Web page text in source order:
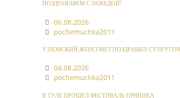
ПОЗДРАВЛЯЕМ С ПОБЕДОЙ!
06.08.2026
pochemuchka2011
УЗЛОВСКИЙ ЖЕНСОВЕТ ПОЗДРАВИЛ
04.08.2026
pochemuchka2011
В ТУЛЕ ПРОШЕЛ ФЕСТИВАЛЬ ПРЯНИКА